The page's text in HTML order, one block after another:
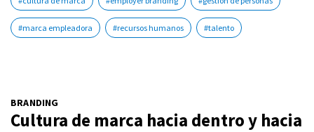
#marca empleadora #recursos humanos #talento
BRANDING
Cultura de marca hacia dentro y hacia